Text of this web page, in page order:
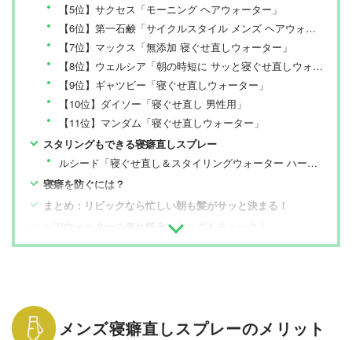
【5位】サクセス「モーニング ヘアウォーター」
【6位】第一石鹸「サイクルスタイル メンズ ヘアウォーター」
【7位】マックス「無添加 寝ぐせ直しウォーター」
【8位】ウェルシア「朝の時短に サッと寝ぐせ直しウォーター」
【9位】ギャツビー「寝ぐせ直しウォーター」
【10位】ダイソー「寝ぐせ直し 男性用」
【11位】マンダム「寝ぐせ直しウォーター」
スタリングもできる寝癖直しスプレー
ルシード「寝ぐせ直し＆スタイリングウォーター ハード」
寝癖を防ぐには？
まとめ：リビックなら忙しい朝も髪がサッと決まる！
ヘアウォーターの売れ筋ランキングもチェック！
メンズ寝癖直しスプレーのメリット